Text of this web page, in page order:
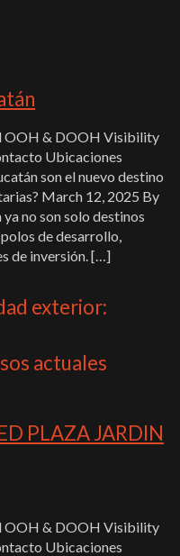
OOH & DOOH Visibility
Ubicaciones
son el nuevo destino
March 12, 2025 By
no son solo destinos
de desarrollo,
de inversión. […]
exterior:
actuales
OOH & DOOH Visibility
Ubicaciones